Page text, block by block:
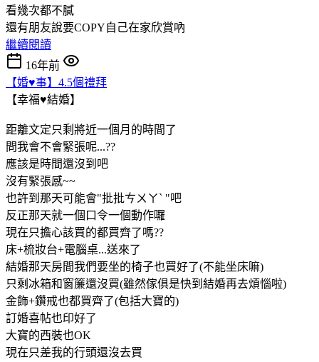
看幾次都不膩
還有朋友說要COPY自己在家欣賞吶
繼續閱讀
16年前
【婚♥事】4.5個禮拜
【幸福♥結婚】
距離文定只剩將近一個月的時間了
問我會不會緊張呢...??
應該是時間還沒到吧
沒有緊張感~~
也許到那天可能會"批批ㄘㄨㄚˋ "吧
反正那天就一個口令一個動作囉
現在只擔心該買的都買齊了嗎??
床+梳妝台+電腦桌...送來了
結婚那天房間我們要坐的椅子也買好了(不能坐床嘛)
只剩冰箱和窗簾還沒買(雖然傢俱是快到結婚再去煩惱啦)
金飾+鑽戒也都買齊了(包括大寶的)
訂婚喜帖也印好了
大寶的西裝也OK
現在只差我的行頭還沒去買